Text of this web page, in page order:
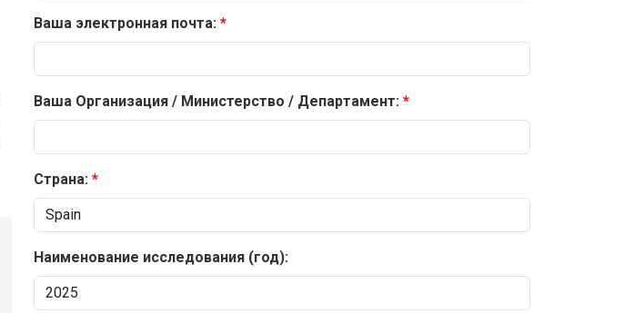
Ваша электронная почта:
Ваша Организация / Министерство / Департамент:
Страна:
Наименование исследования (год):